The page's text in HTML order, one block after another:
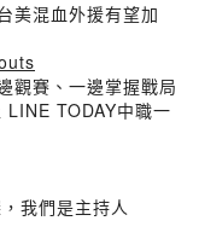
美混血外援有望加
觀賽、一邊掌握戰局
LINE TODAY中職一
我們是主持人